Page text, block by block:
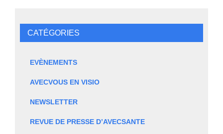
CATÉGORIES
EVÈNEMENTS
AVECVOUS EN VISIO
NEWSLETTER
REVUE DE PRESSE D’AVECSANTE